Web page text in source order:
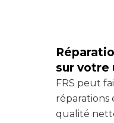
sur votre
FRS peut
réparations
qualité